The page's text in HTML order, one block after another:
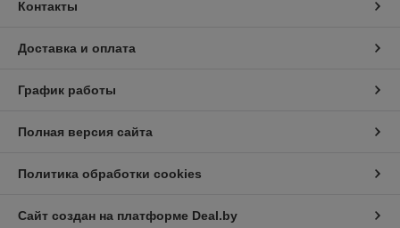
Контакты
Доставка и оплата
График работы
Полная версия сайта
Политика обработки cookies
Сайт создан на платформе Deal.by